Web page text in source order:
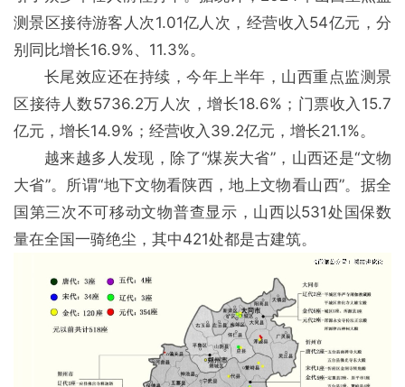
测景区接待游客人次1.01亿人次，经营收入54亿元，分
别同比增长16.9%、11.3%。
长尾效应还在持续，今年上半年，山西重点监测景
区接待人数5736.2万人次，增长18.6%；门票收入15.7
亿元，增长14.9%；经营收入39.2亿元，增长21.1%。
越来越多人发现，除了“煤炭大省”，山西还是“文物
大省”。所谓“地下文物看陕西，地上文物看山西”。据全
国第三次不可移动文物普查显示，山西以531处国保数
量在全国一骑绝尘，其中421处都是古建筑。